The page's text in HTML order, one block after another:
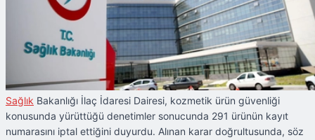
Sağlık Bakanlığı İlaç İdaresi Dairesi, kozmetik ürün güvenliği
konusunda yürüttüğü denetimler sonucunda 291 ürünün kayıt
numarasını iptal ettiğini duyurdu. Alınan karar doğrultusunda, söz